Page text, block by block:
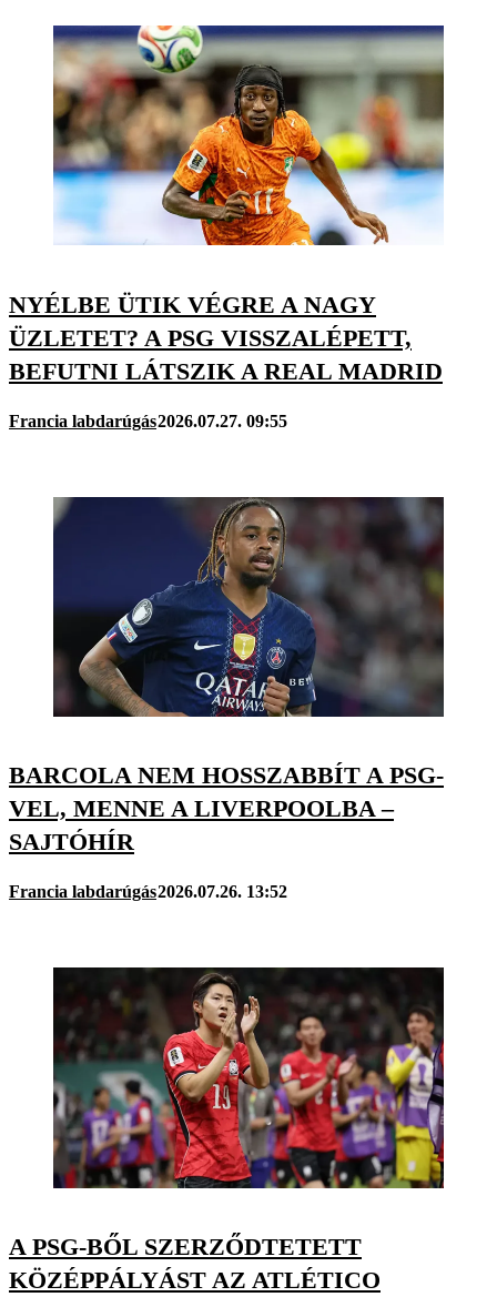
NYÉLBE ÜTIK VÉGRE A NAGY
ÜZLETET? A PSG VISSZALÉPETT,
BEFUTNI LÁTSZIK A REAL MADRID
Francia labdarúgás2026.07.27. 09:55
BARCOLA NEM HOSSZABBÍT A PSG-
VEL, MENNE A LIVERPOOLBA –
SAJTÓHÍR
Francia labdarúgás2026.07.26. 13:52
A PSG-BŐL SZERZŐDTETETT
KÖZÉPPÁLYÁST AZ ATLÉTICO